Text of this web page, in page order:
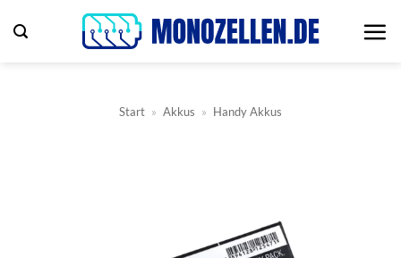
Inhalt
Start » Akkus » Handy Akkus